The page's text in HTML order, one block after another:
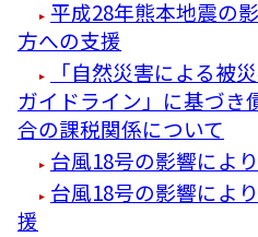
平成28年熊本地震の
方への支援
「自然災害による被
ガイドライン」に基づき
合の課税関係について
台風18号の影響によ
台風18号の影響によ
援